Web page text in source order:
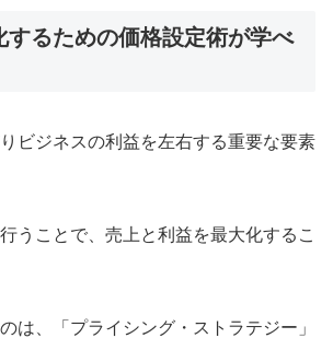
するための価格設定術が学べ
ビジネスの利益を左右する重要な要素
うことで、売上と利益を最大化するこ
は、「プライシング・ストラテジー」